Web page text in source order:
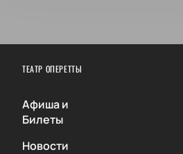
ТЕАТР ОПЕРЕТТЫ
Афиша и
Билеты
Новости